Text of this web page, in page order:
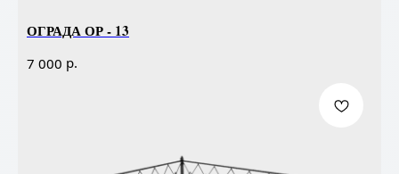
ОГРАДА ОР - 13
7 000 р.